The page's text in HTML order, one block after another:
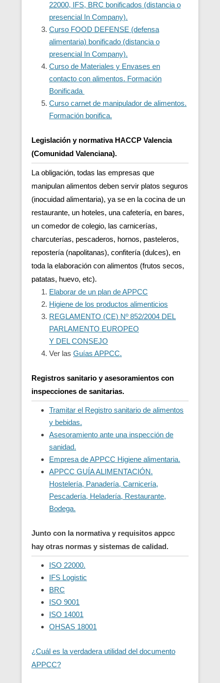
22000, IFS, BRC bonificados (distancia o
presencial In Company).
Curso FOOD DEFENSE (defensa
alimentaria) bonificado (distancia o
presencial In Company).
Curso de Materiales y Envases en
contacto con alimentos. Formación
Bonificada
Curso carnet de manipulador de alimentos.
Formación bonifica.
Legislación y normativa HACCP Valencia
(Comunidad Valenciana).
La obligación, todas las empresas que
manipulan alimentos deben servir platos seguros
(inocuidad alimentaria), ya se en la cocina de un
restaurante, un hoteles, una cafetería, en bares,
un comedor de colegio, las carnicerías,
charcuterías, pescaderos, hornos, pasteleros,
repostería (napolitanas), confitería (dulces), en
toda la elaboración con alimentos (frutos secos,
patatas, huevo, etc).
Elaborar de un plan de APPCC
Higiene de los productos alimenticios
REGLAMENTO (CE) Nº 852/2004 DEL
PARLAMENTO EUROPEO
Y DEL CONSEJO
Ver las Guías APPCC.
Registros sanitario y asesoramientos con
inspecciones de sanitarias.
Tramitar el Registro sanitario de alimentos
y bebidas.
Asesoramiento ante una inspección de
sanidad.
Empresa de APPCC Higiene alimentaria.
APPCC GUÍA ALIMENTACIÓN.
Hostelería, Panadería, Carnicería,
Pescadería, Heladería, Restaurante,
Bodega.
Junto con la normativa y requisitos appcc
hay otras normas y sistemas de calidad.
ISO 22000.
IFS Logistic
BRC
ISO 9001
ISO 14001
OHSAS 18001
¿Cuál es la verdadera utilidad del documento
APPCC?